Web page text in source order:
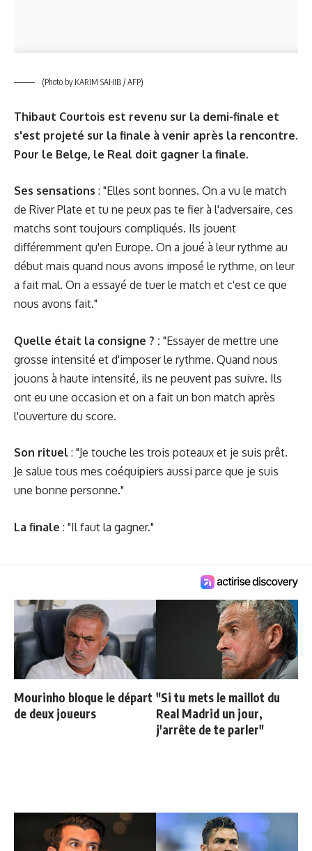
(Photo by KARIM SAHIB / AFP)
Thibaut Courtois est revenu sur la demi-finale et
s'est projeté sur la finale à venir après la rencontre.
Pour le Belge, le Real doit gagner la finale.
Ses sensations : "Elles sont bonnes. On a vu le match
de River Plate et tu ne peux pas te fier à l'adversaire, ces
matchs sont toujours compliqués. Ils jouent
différemment qu'en Europe. On a joué à leur rythme au
début mais quand nous avons imposé le rythme, on leur
a fait mal. On a essayé de tuer le match et c'est ce que
nous avons fait."
Quelle était la consigne ? : "Essayer de mettre une
grosse intensité et d'imposer le rythme. Quand nous
jouons à haute intensité, ils ne peuvent pas suivre. Ils
ont eu une occasion et on a fait un bon match après
l'ouverture du score.
Son rituel : "Je touche les trois poteaux et je suis prêt.
Je salue tous mes coéquipiers aussi parce que je suis
une bonne personne."
La finale : "Il faut la gagner."
Mourinho bloque le départ
de deux joueurs
"Si tu mets le maillot du
Real Madrid un jour,
j'arrête de te parler"